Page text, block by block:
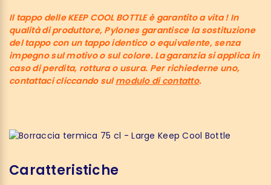
Il tappo delle KEEP COOL BOTTLE è garantito a vita ! In
qualità di produttore, Pylones garantisce la sostituzione
del tappo con un tappo identico o equivalente, senza
impegno sul motivo o sul colore. La garanzia si applica in
caso di perdita, rottura o usura. Per richiederne uno,
contattaci cliccando sulmodulo di contatto.
Caratteristiche